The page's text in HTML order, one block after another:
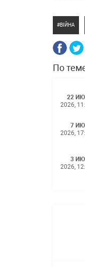
ВІЙНА
По
22
2026,
7
2026,
3
2026,